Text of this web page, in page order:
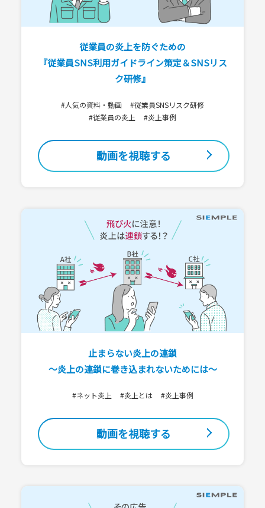
従業員の炎上を防ぐための
『従業員SNS利用ガイドライン策定＆SNSリス
ク研修』
#人気の資料・動画
#従業員SNSリスク研修
#従業員の炎上
#炎上事例
動画を視聴する
止まらない炎上の連鎖
～炎上の連鎖に巻き込まれないためには～
#ネット炎上 #炎上とは #炎上事例
動画を視聴する